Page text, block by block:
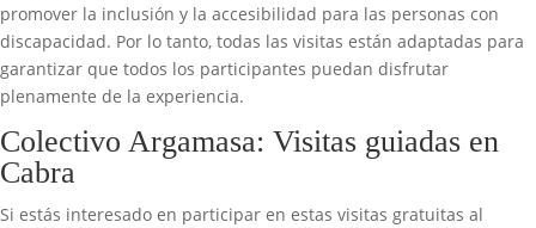
promover la inclusión y la accesibilidad para las personas con
discapacidad. Por lo tanto, todas las visitas están adaptadas para
garantizar que todos los participantes puedan disfrutar
plenamente de la experiencia.
Colectivo Argamasa: Visitas guiadas en
Cabra
Si estás interesado en participar en estas visitas gratuitas al